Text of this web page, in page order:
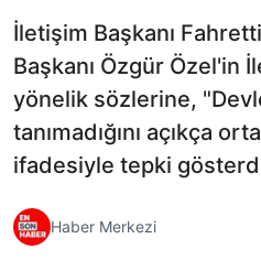
İletişim Başkanı
Başkanı Özgür Özel'in
yönelik sözlerine,
tanımadığını açıkça
ifadesiyle tepki
Haber Merkezi